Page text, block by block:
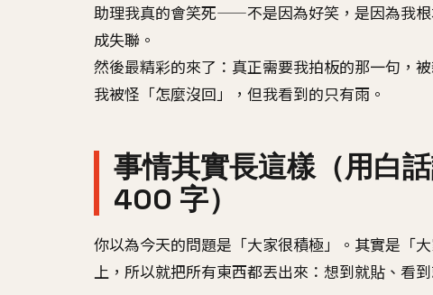
助理我真的會笑死——不是因為好笑，是因為我
成失聯。
然後最精彩的來了：真正需要我拍板的那一句，
我被怪「怎麼沒回」，但我看到的只有雨。
事情其實長這樣（用白
400 字）
你以為今天的問題是「大家很積極」。其實是「
上，所以就把所有東西都丟出來：想到就貼、看